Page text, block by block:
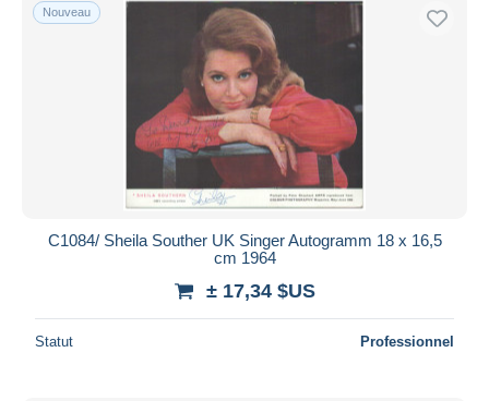
Nouveau
C1084/ Sheila Souther UK Singer Autogramm 18 x 16,5
cm 1964
± 17,34 $US
Statut Professionnel